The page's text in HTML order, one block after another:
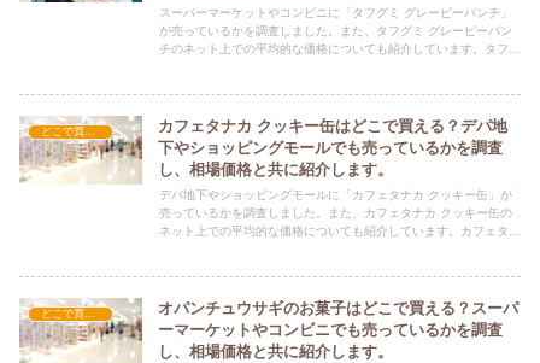
スーパーマーケットやコンビニに「タフグミ グレーピーパンチ」
が売っているかを調査しました。また、タフグミ グレーピーパン
チのネット上での平均的な価格についても紹介しています。タフグ
どこで買える？-お菓子・スイーツ・アイス
カフェタナカ クッキー缶はどこで買える？デパ地
下やショッピングモールでも売っているかを調査
し、相場価格と共に紹介します。
デパ地下やショッピングモールに「カフェタナカ クッキー缶」が
売っているかを調査しました。また、カフェタナカ クッキー缶の
ネット上での平均的な価格についても紹介しています。カフェタナ
どこで買える？-お菓子・スイーツ・アイス
オパンチュウサギのお菓子はどこで買える？スーパ
ーマーケットやコンビニでも売っているかを調査
し、相場価格と共に紹介します。